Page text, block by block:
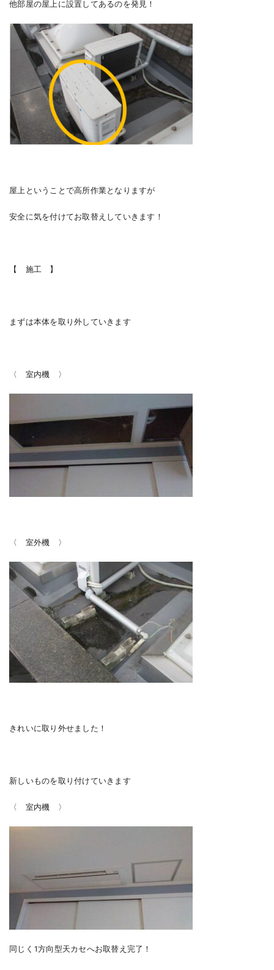
他部屋の屋上に設置してあるのを発見！
屋上ということで高所作業となりますが
安全に気を付けてお取替えしていきます！
【 施工 】
まずは本体を取り外していきます
〈 室内機 〉
〈 室外機 〉
きれいに取り外せました！
新しいものを取り付けていきます
〈 室内機 〉
同じく1方向型天カセへお取替え完了！